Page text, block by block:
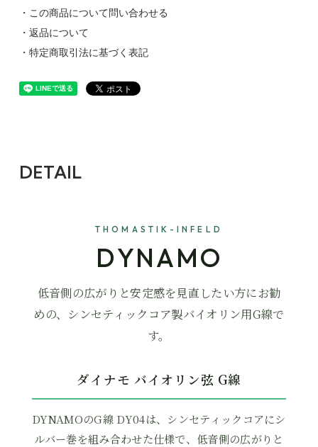
・この商品について問い合わせる
・返品について
・特定商取引法に基づく表記
DETAIL
THOMASTIK-INFELD
DYNAMO
低音側の広がりと安定感を見直したい方にお勧
めの、シンセティックコア製バイオリン用G線で
す。
ダイナモ バイオリン弦 G線
DYNAMOのG線 DY04は、シンセティックコアにシ
ルバー巻を組み合わせた仕様で、低音側の広がりと